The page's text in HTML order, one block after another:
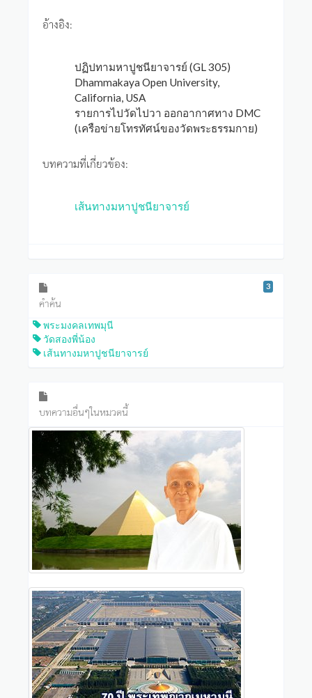
อ้างอิง:
ปฏิปทามหาปูชนียาจารย์ (GL 305)
Dhammakaya Open University,
California, USA
รายการไปวัดไปวา ออกอากาศทาง DMC
(เครือข่ายโทรทัศน์ของวัดพระธรรมกาย)
บทความที่เกี่ยวข้อง:
เส้นทางมหาปูชนียาจารย์
คำค้น
3
พระมงคลเทพมุนี
วัดสองพี่น้อง
เส้นทางมหาปูชนียาจารย์
บทความอื่นๆในหมวดนี้